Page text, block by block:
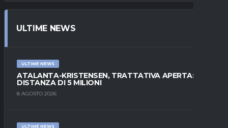
ULTIME NEWS
ULTIME NEWS
ATALANTA-KRISTENSEN, TRATTATIVA APERTA:
DISTANZA DI 5 MILIONI
8 AGOSTO 2026
ULTIME NEWS